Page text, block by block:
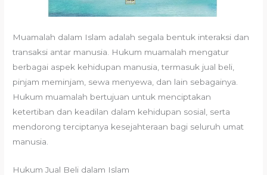
Muamalah dalam Islam adalah segala bentuk interaksi dan
transaksi antar manusia. Hukum muamalah mengatur
berbagai aspek kehidupan manusia, termasuk jual beli,
pinjam meminjam, sewa menyewa, dan lain sebagainya.
Hukum muamalah bertujuan untuk menciptakan
ketertiban dan keadilan dalam kehidupan sosial, serta
mendorong terciptanya kesejahteraan bagi seluruh umat
manusia.
Hukum Jual Beli dalam Islam